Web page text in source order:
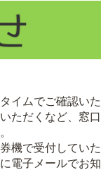
イムでご確認い
ただくなど、窓
機で受付してい
電子メールでお